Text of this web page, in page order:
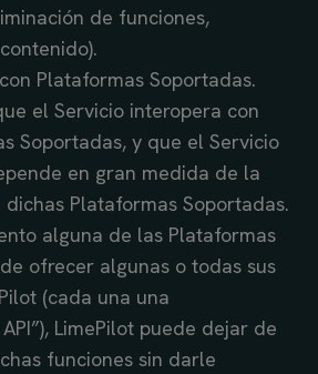
de funciones,
Plataformas Soportadas.
el Servicio interopera con
Soportadas, y que el Servicio
en gran medida de la
Plataformas Soportadas.
alguna de las Plataformas
ofrecer algunas o todas sus
(cada una una
LimePilot puede dejar de
funciones sin darle